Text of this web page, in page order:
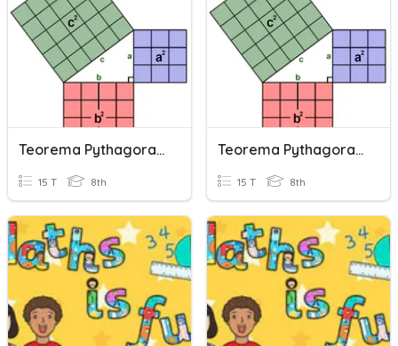
Teorema Pythagoras (1)
15 T 8th
Teorema Pythagoras (1)
15 T 8th